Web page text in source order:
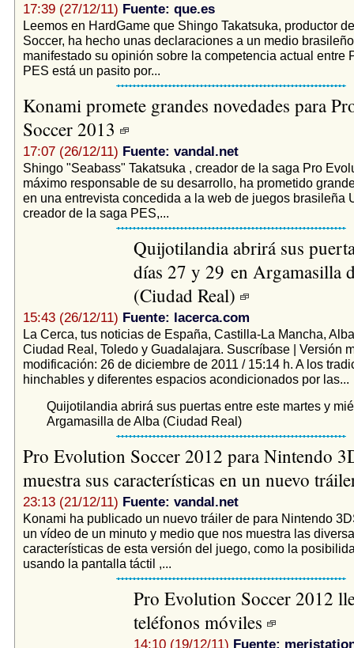
17:39 (27/12/11) Fuente: que.es
Leemos en HardGame que Shingo Takatsuka, productor
Soccer, ha hecho unas declaraciones a un medio
manifestado su opinión sobre la competencia actual entre
PES está un pasito por...
Konami promete grandes novedades para
Soccer 2013
17:07 (26/12/11) Fuente: vandal.net
Shingo "Seabass" Takatsuka , creador de la saga Pro
máximo responsable de su desarrollo, ha prometido
en una entrevista concedida a la web de juegos brasileña
creador de la saga PES,...
Quijotilandia abrirá sus
días 27 y 29 en Argamasilla
(Ciudad Real)
15:43 (26/12/11) Fuente: lacerca.com
La Cerca, tus noticias de España, Castilla-La Mancha,
Ciudad Real, Toledo y Guadalajara. Suscríbase | Versión
modificación: 26 de diciembre de 2011 / 15:14 h. A los
hinchables y diferentes espacios acondicionados por las...
Quijotilandia abrirá sus puertas entre este martes y
Argamasilla de Alba (Ciudad Real)
Pro Evolution Soccer 2012 para Nintendo
muestra sus características en un nuevo
23:13 (21/12/11) Fuente: vandal.net
Konami ha publicado un nuevo tráiler de para Nintendo
un vídeo de un minuto y medio que nos muestra las
características de esta versión del juego, como la
usando la pantalla táctil ,...
Pro Evolution Soccer 2012
teléfonos móviles
14:10 (19/12/11) Fuente: